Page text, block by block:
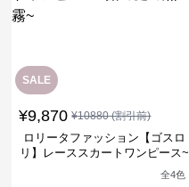
SALE
¥9,870 ¥10880(割引前)
ロリータファッション【ゴスロ
リ】レーススカートワンピース~
全4色